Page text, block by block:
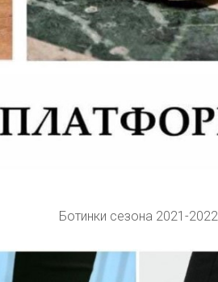
Ботинки сезона 2021-2022